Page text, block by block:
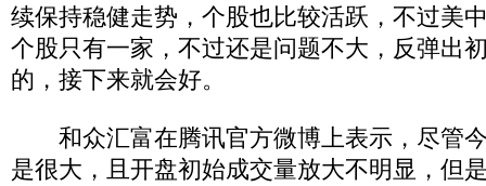
续保持稳健走势，个股也比较活跃，不过美
个股只有一家，不过还是问题不大，反弹出
的，接下来就会好。
和众汇富在腾讯官方微博上表示，尽管
是很大，且开盘初始成交量放大不明显，但